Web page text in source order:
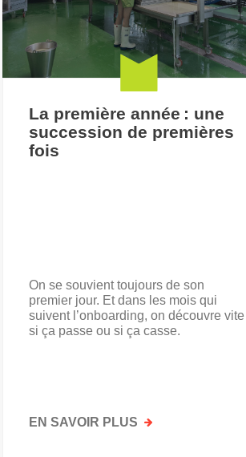
La première année : une
succession de premières
fois
On se souvient toujours de son
premier jour. Et dans les mois qui
suivent l’onboarding, on découvre vite
si ça passe ou si ça casse.
EN SAVOIR PLUS SUR